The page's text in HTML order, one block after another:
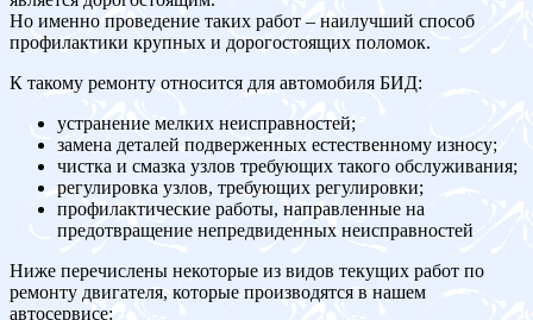
Но именно проведение таких работ – наилучший способ
профилактики крупных и дорогостоящих поломок.
К такому ремонту относится для автомобиля БИД:
устранение мелких неисправностей;
замена деталей подверженных естественному износу;
чистка и смазка узлов требующих такого обслуживания;
регулировка узлов, требующих регулировки;
профилактические работы, направленные на
предотвращение непредвиденных неисправностей
Ниже перечислены некоторые из видов текущих работ по
ремонту двигателя, которые производятся в нашем
автосервисе: